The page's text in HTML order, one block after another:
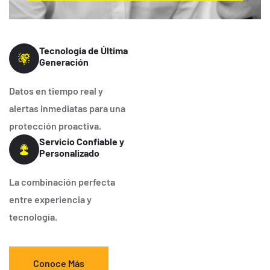
Tecnología de Última
Generación
Datos en tiempo real y
alertas inmediatas para una
protección proactiva.
Servicio Confiable y
Personalizado
La combinación perfecta
entre experiencia y
tecnología.
Conoce Más